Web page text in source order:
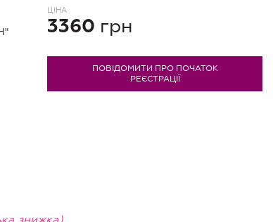
ЦIНА
3360 грн
ПОВІДОМИТИ ПРО ПОЧАТОК
РЕЄСТРАЦІЇ
знижка)